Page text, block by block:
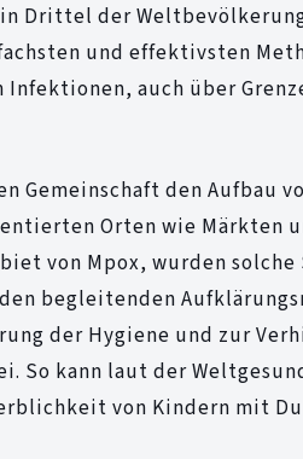
Drittel der
und effektivsten
auch über
Gemeinschaft den Aufbau
Orten wie Märkten
von Mpox, wurden
begleitenden
der Hygiene und zur
So kann laut der
von Kindern mit